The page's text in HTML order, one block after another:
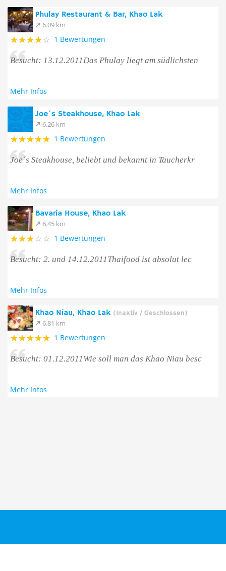
Phulay Restaurant & Bar, Khao Lak
6.09 km
1 Bewertungen
Besucht: 13.12.2011Das Phulay liegt am südlichsten
Mehr Infos
Joe´s Steakhouse, Khao Lak
6.26 km
1 Bewertungen
Joe´s Steakhouse, beliebt und bekannt in Taucherkr
Mehr Infos
Bavaria House, Khao Lak
6.45 km
1 Bewertungen
Besucht: 2. und 14.12.2011Thaifood ist absolut lec
Mehr Infos
Khao Niau, Khao Lak (Inaktiv / Geschlossen)
6.81 km
1 Bewertungen
Besucht: 01.12.2011Wie soll man das Khao Niau besc
Mehr Infos